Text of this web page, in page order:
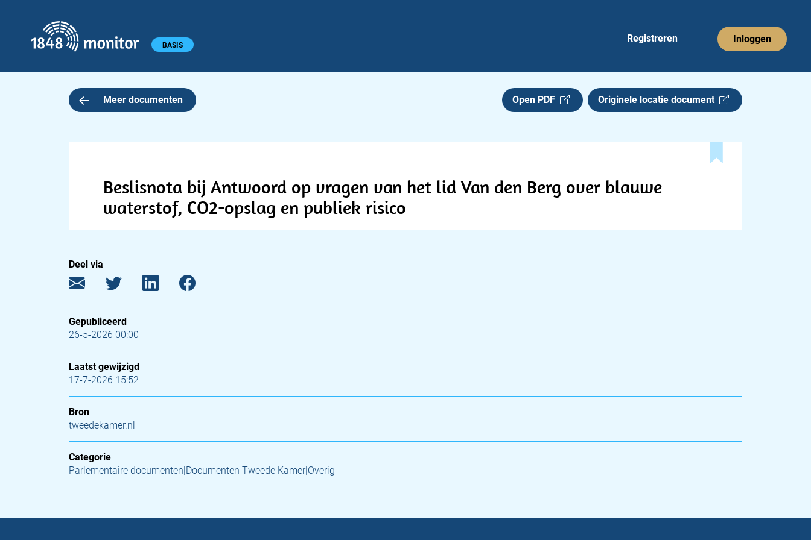
Hoofdmenu BASIS
Registreren Inloggen
Meer documenten Open PDF Originele locatie document
Beslisnota bij Antwoord op vragen van het lid Van den Berg over blauwe
waterstof, CO2-opslag en publiek risico
Deel via
Gepubliceerd
26-5-2026 00:00
Laatst gewijzigd
17-7-2026 15:52
Bron
tweedekamer.nl
Categorie
Parlementaire documenten|Documenten Tweede Kamer|Overig